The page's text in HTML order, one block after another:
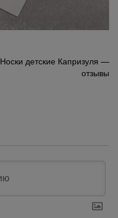
Носки детские Капризуля —
отзывы